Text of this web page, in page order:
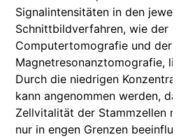
Signalintensitäten in den
Schnittbildverfahren, wie der
Computertomografie und der
Magnetresonanztomografie,
Durch die niedrigen
kann angenommen werden,
Zellvitalität der Stammzellen
nur in engen Grenzen